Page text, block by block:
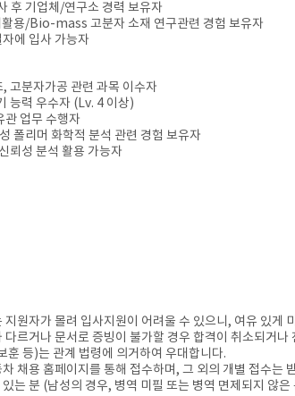
후 기업체/연구소 경력 보유자
활용/Bio-mass 고분자 소재 연구관련 경험 보유자
에 입사 가능자
고분자가공 관련 과목 이수자
능력 우수자 (Lv. 4 이상)
관 업무 수행자
폴리머 화학적 분석 관련 경험 보유자
뢰성 분석 활용 가능자
지원자가 몰려 입사지원이 어려울 수 있으니, 여유 있게
다르거나 문서로 증빙이 불가할 경우 합격이 취소되거나
훈 등)는 관계 법령에 의거하여 우대합니다.
채용 홈페이지를 통해 접수하며, 그 외의 개별 접수는
는 분 (남성의 경우, 병역 미필 또는 병역 면제되지 않